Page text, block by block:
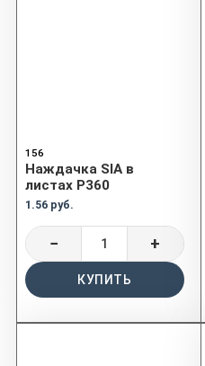
156
Наждачка SIA в
листах P360
1.56 руб.
− +
КУПИТЬ